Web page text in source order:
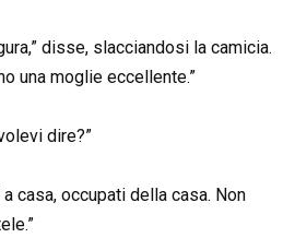
disse, slacciandosi la camicia.
una moglie eccellente.”
dire?”
casa, occupati della casa. Non